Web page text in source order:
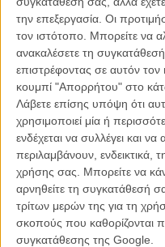
την επεξεργασία. Οι
τον ιστότοπο. Μπορείτε να
ανακαλέσετε τη
επιστρέφοντας σε αυτόν τον
κουμπί "Απορρήτου" στο
Λάβετε επίσης υπόψη ότι
χρησιμοποιεί μία ή
ενδέχεται να συλλέγει και
περιλαμβάνουν, ενδεικτικά,
χρήσης σας. Μπορείτε να
αρνηθείτε τη συγκατάθεσή
τρίτων μερών της για τη
σκοπούς που καθορίζονται
συγκατάθεσης της Google.
δεν επιτρέπει μεγάλη
επάγγελμα το οποίο
timelines. Ενώ στο πρώτο
οποίος παρατηρεί και νιώθει
κοινωνικό περίγυρο και
άλλους, ξεκινά ένας εφιάλτης,
ο οποίος σταδιακά περνάει
συνειδητό, στην
δέχεται και προσπαθεί ν’
Η ταινία έχει πολλά δίπολα.
μοναξιά απέναντι στο
το ανθρώπινο σώμα και τις
κορμό ενός δέντρου, το